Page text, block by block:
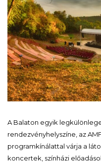
A Balaton egyik
rendezvényhelyszíne, az
programkínálattal várja a
koncertek, színházi